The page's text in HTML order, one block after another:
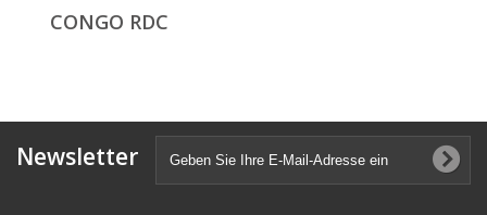
CONGO RDC
Newsletter